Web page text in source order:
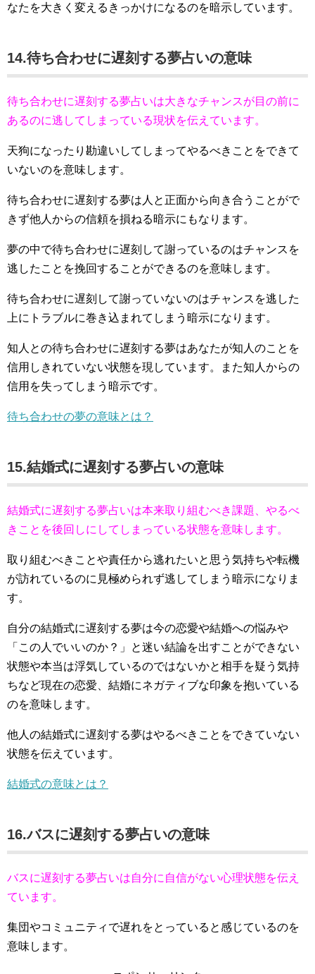
なたを大きく変えるきっかけになるのを暗示しています。
14.待ち合わせに遅刻する夢占いの意味
待ち合わせに遅刻する夢占いは大きなチャンスが目の前に
あるのに逃してしまっている現状を伝えています。
天狗になったり勘違いしてしまってやるべきことをできて
いないのを意味します。
待ち合わせに遅刻する夢は人と正面から向き合うことがで
きず他人からの信頼を損ねる暗示にもなります。
夢の中で待ち合わせに遅刻して謝っているのはチャンスを
逃したことを挽回することができるのを意味します。
待ち合わせに遅刻して謝っていないのはチャンスを逃した
上にトラブルに巻き込まれてしまう暗示になります。
知人との待ち合わせに遅刻する夢はあなたが知人のことを
信用しきれていない状態を現しています。また知人からの
信用を失ってしまう暗示です。
待ち合わせの夢の意味とは？
15.結婚式に遅刻する夢占いの意味
結婚式に遅刻する夢占いは本来取り組むべき課題、やるべ
きことを後回しにしてしまっている状態を意味します。
取り組むべきことや責任から逃れたいと思う気持ちや転機
が訪れているのに見極められず逃してしまう暗示になりま
す。
自分の結婚式に遅刻する夢は今の恋愛や結婚への悩みや
「この人でいいのか？」と迷い結論を出すことができない
状態や本当は浮気しているのではないかと相手を疑う気持
ちなど現在の恋愛、結婚にネガティブな印象を抱いている
のを意味します。
他人の結婚式に遅刻する夢はやるべきことをできていない
状態を伝えています。
結婚式の意味とは？
16.バスに遅刻する夢占いの意味
バスに遅刻する夢占いは自分に自信がない心理状態を伝え
ています。
集団やコミュニティで遅れをとっていると感じているのを
意味します。